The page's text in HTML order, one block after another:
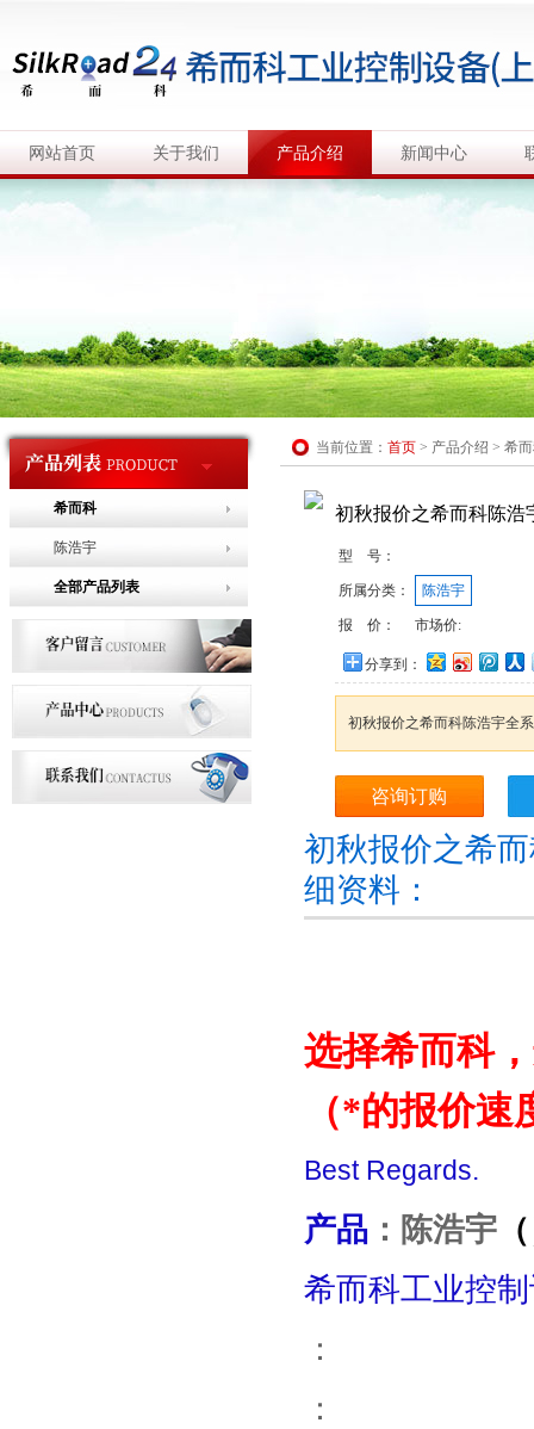
网站首页 关于我们 产品介绍 新闻中心
希而科
陈浩宇
全部产品列表
当前位置： 首页 > 产品介绍 > 希
初秋报价之希而科陈浩
型 号：
所属分类： 陈浩宇
报 价： 市场价:
分享到：
初秋报价之希而科陈浩宇全
咨询订购
初秋报价之希
细资料：
选择希而科
（*的报价
Best Regards.
产品 ： 陈浩宇
希而科工业控
：
：